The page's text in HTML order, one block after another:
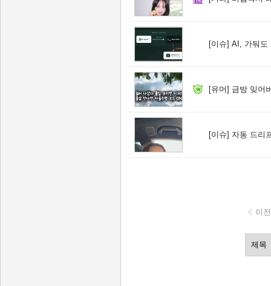
[이슈] AI, 가둬도 뚫
[유머] 금방 잊어
[이슈] 자동 드리
이전